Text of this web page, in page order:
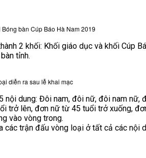
Bóng bàn Cúp Báo Hà Nam 2019
2 khối: Khối giáo dục và khối Cúp
tỉnh.
diễn ra sau lễ khai mạc
nội dung: Đôi nam, đôi nữ, đôi nam
trở lên, đơn nữ từ 45 tuổi trở xuống,
vào vòng trong.
các trận đấu vòng loại ở tất cả các